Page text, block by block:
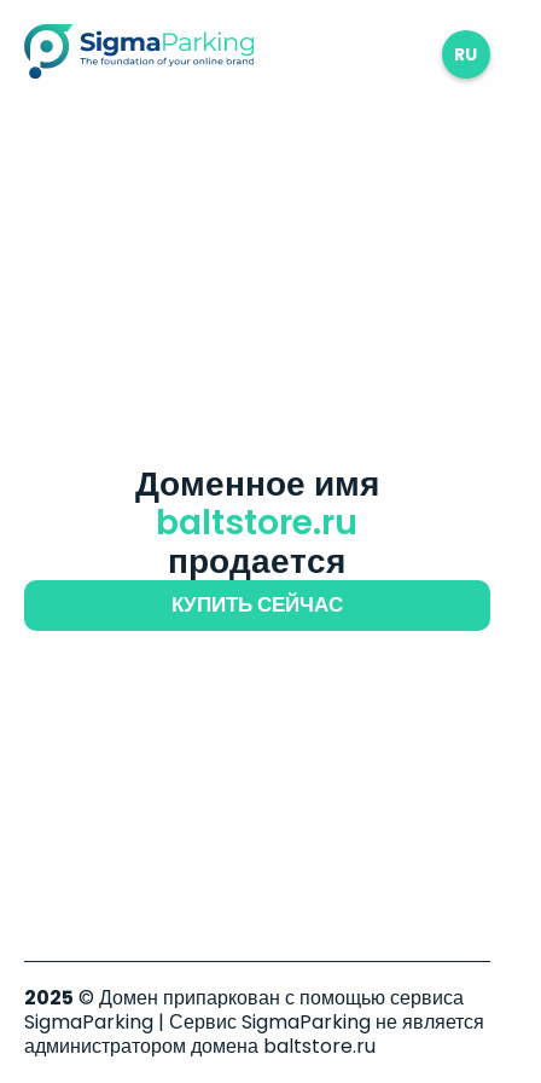
RU
Доменное имя
baltstore.ru
продается
КУПИТЬ СЕЙЧАС
2025 © Домен припаркован с помощью сервиса
SigmaParking | Сервис SigmaParking не является
администратором домена baltstore.ru